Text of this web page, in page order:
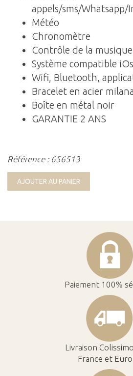
appels/sms/Whatsapp/
Météo
Chronomètre
Contrôle de la musique
Système compatible
Wifi, Bluetooth,
Bracelet en acier
Boîte en métal noir
GARANTIE 2 ANS
Référence : 656513
AJOUTER AU PANIER
Paiement 100%
Livraison
France et